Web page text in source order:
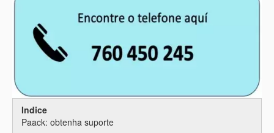
Indice
Paack: obtenha suporte